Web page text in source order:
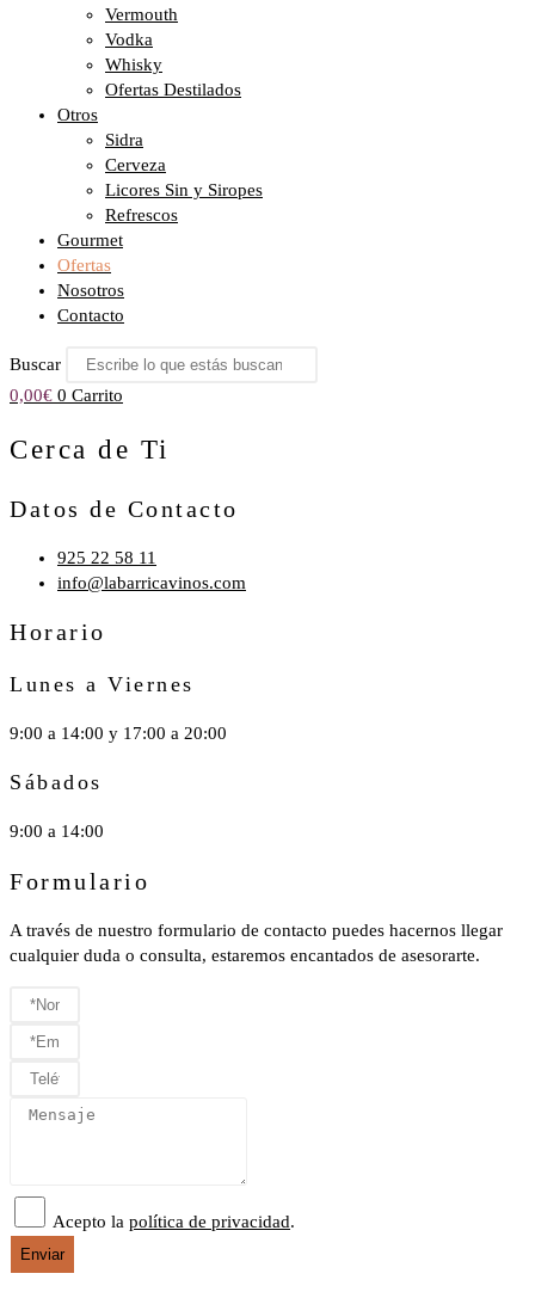
Vermouth
Vodka
Whisky
Ofertas Destilados
Otros
Sidra
Cerveza
Licores Sin y Siropes
Refrescos
Gourmet
Ofertas
Nosotros
Contacto
Buscar
0,00€ 0 Carrito
Cerca de Ti
Datos de Contacto
925 22 58 11
info@labarricavinos.com
Horario
Lunes a Viernes
9:00 a 14:00 y 17:00 a 20:00
Sábados
9:00 a 14:00
Formulario
A través de nuestro formulario de contacto puedes hacernos llegar
cualquier duda o consulta, estaremos encantados de asesorarte.
Acepto la política de privacidad.
Enviar